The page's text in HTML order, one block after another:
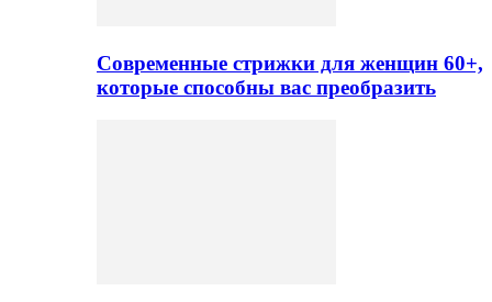
Современные стрижки для женщин 60+,
которые способны вас преобразить